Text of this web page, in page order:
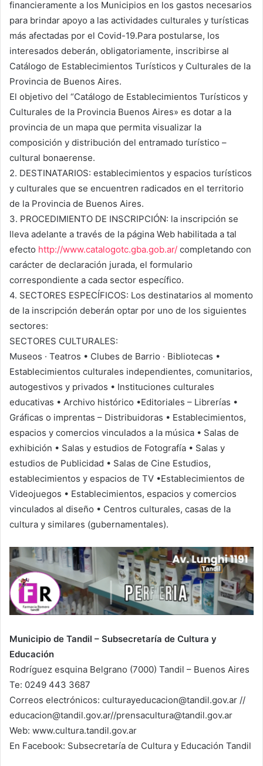
financieramente a los Municipios en los gastos necesarios
para brindar apoyo a las actividades culturales y turísticas
más afectadas por el Covid-19.Para postularse, los
interesados deberán, obligatoriamente, inscribirse al
Catálogo de Establecimientos Turísticos y Culturales de la
Provincia de Buenos Aires.
El objetivo del “Catálogo de Establecimientos Turísticos y
Culturales de la Provincia Buenos Aires» es dotar a la
provincia de un mapa que permita visualizar la
composición y distribución del entramado turístico –
cultural bonaerense.
2. DESTINATARIOS: establecimientos y espacios turísticos
y culturales que se encuentren radicados en el territorio
de la Provincia de Buenos Aires.
3. PROCEDIMIENTO DE INSCRIPCIÓN: la inscripción se
lleva adelante a través de la página Web habilitada a tal
efecto http://www.catalogotc.gba.gob.ar/ completando con
carácter de declaración jurada, el formulario
correspondiente a cada sector específico.
4. SECTORES ESPECÍFICOS: Los destinatarios al momento
de la inscripción deberán optar por uno de los siguientes
sectores:
SECTORES CULTURALES:
Museos · Teatros • Clubes de Barrio · Bibliotecas •
Establecimientos culturales independientes, comunitarios,
autogestivos y privados • Instituciones culturales
educativas • Archivo histórico •Editoriales – Librerías •
Gráficas o imprentas – Distribuidoras • Establecimientos,
espacios y comercios vinculados a la música • Salas de
exhibición • Salas y estudios de Fotografía • Salas y
estudios de Publicidad • Salas de Cine Estudios,
establecimientos y espacios de TV •Establecimientos de
Videojuegos • Establecimientos, espacios y comercios
vinculados al diseño • Centros culturales, casas de la
cultura y similares (gubernamentales).
Municipio de Tandil – Subsecretaría de Cultura y
Educación
Rodríguez esquina Belgrano (7000) Tandil – Buenos Aires
Te: 0249 443 3687
Correos electrónicos: culturayeducacion@tandil.gov.ar //
educacion@tandil.gov.ar//prensacultura@tandil.gov.ar
Web: www.cultura.tandil.gov.ar
En Facebook: Subsecretaría de Cultura y Educación Tandil